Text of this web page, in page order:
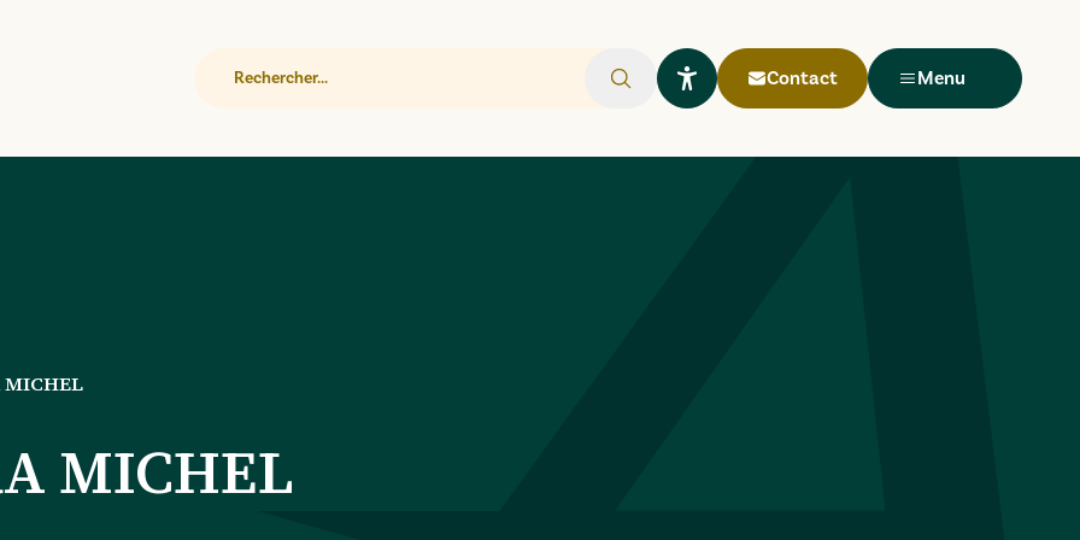
Rechercher
Ouvrir le widget Lisio
Contact Menu
MICHEL
MICHEL